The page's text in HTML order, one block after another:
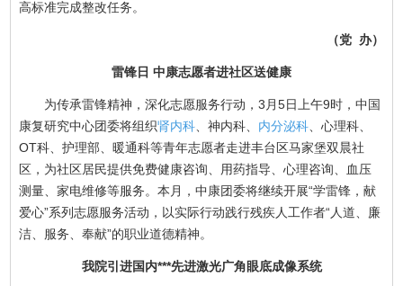
高标准完成整改任务。
（党 办）
雷锋日 中康志愿者进社区送健康
为传承雷锋精神，深化志愿服务行动，3月5日上午9时，中国
康复研究中心团委将组织肾内科 、神内科、 内分泌科 、心理科、
OT科、护理部、暖通科等青年志愿者走进丰台区马家堡双晨社
区，为社区居民提供免费健康咨询、用药指导、心理咨询、血压
测量、家电维修等服务。本月，中康团委将继续开展“学雷锋，献
爱心”系列志愿服务活动，以实际行动践行残疾人工作者“人道、廉
洁、服务、奉献”的职业道德精神。
我院引进国内***先进激光广角眼底成像系统